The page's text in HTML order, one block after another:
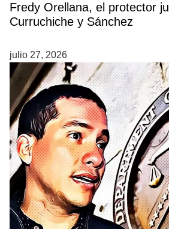
Fredy Orellana, el protector
Curruchiche y Sánchez
julio 27, 2026